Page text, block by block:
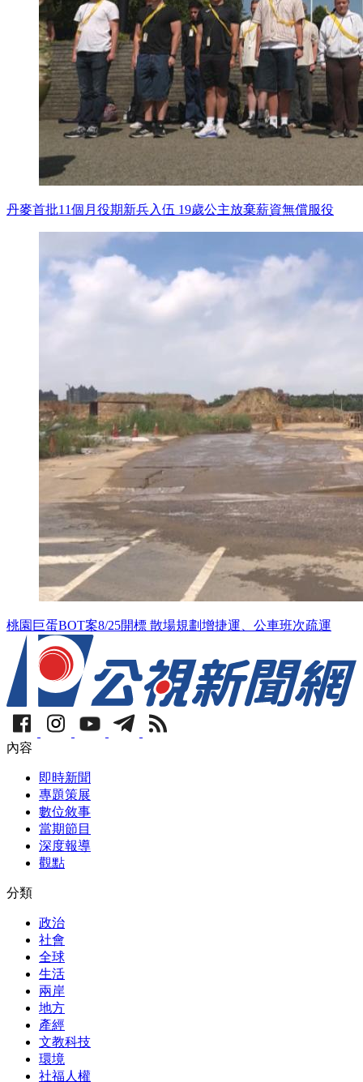
丹麥首批11個月役期新兵入伍 19歲公主放棄薪資無償服役
桃園巨蛋BOT案8/25開標 散場規劃增捷運、公車班次疏運
內容
即時新聞
專題策展
數位敘事
當期節目
深度報導
觀點
分類
政治
社會
全球
生活
兩岸
地方
產經
文教科技
環境
社福人權